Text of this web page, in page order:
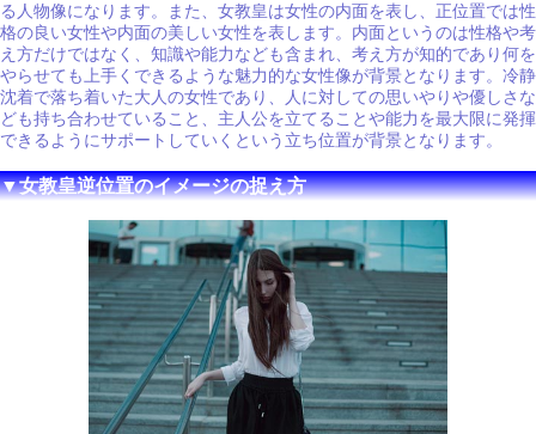
る人物像になります。また、女教皇は女性の内面を表し、正位置では性
格の良い女性や内面の美しい女性を表します。内面というのは性格や考
え方だけではなく、知識や能力なども含まれ、考え方が知的であり何を
やらせても上手くできるような魅力的な女性像が背景となります。冷静
沈着で落ち着いた大人の女性であり、人に対しての思いやりや優しさな
ども持ち合わせていること、主人公を立てることや能力を最大限に発揮
できるようにサポートしていくという立ち位置が背景となります。
▼女教皇逆位置のイメージの捉え方